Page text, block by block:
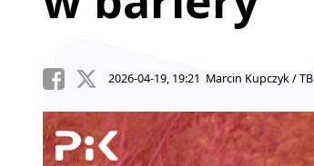
2026-04-19, 19:21 Marcin Kupczyk / TB